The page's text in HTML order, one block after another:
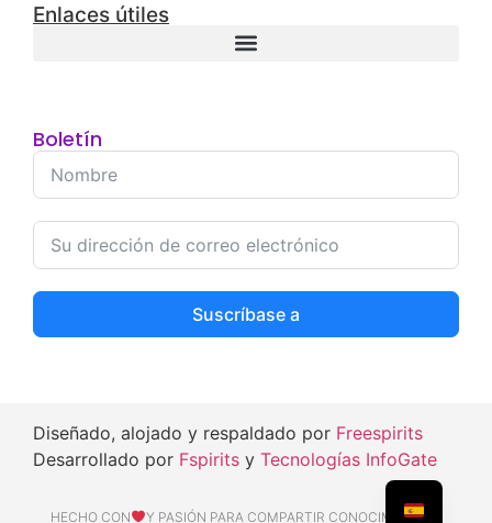
Enlaces útiles
Boletín
Suscríbase a
Diseñado, alojado y respaldado por Freespirits
Desarrollado por Fspirits y Tecnologías InfoGate
HECHO CON Y PASIÓN PARA COMPARTIR CONOCIMIENTOS